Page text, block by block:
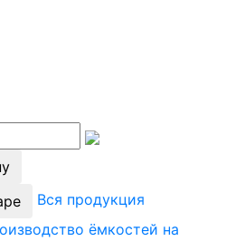
Вся продукция
ёмкостей на